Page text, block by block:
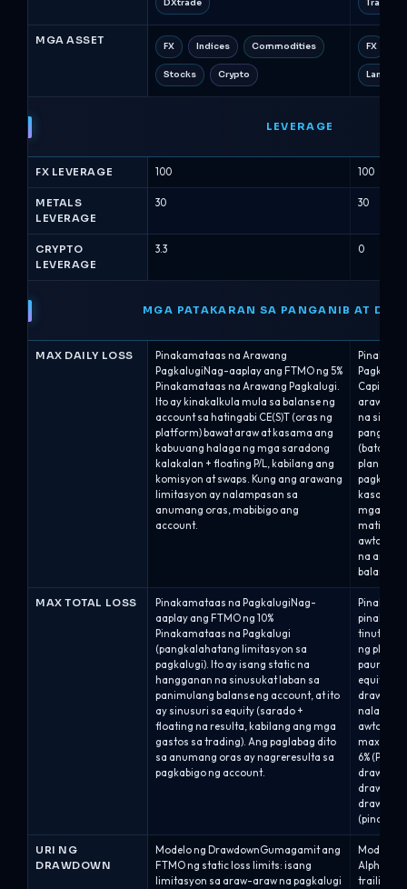
DXtrade
MGA ASSET FX Indices Commodities
Stocks Crypto
FX
Langis
LEVERAGE
FX LEVERAGE 100 100
METALS
LEVERAGE
30 30
CRYPTO
LEVERAGE
3.3 0
MGA PATAKARAN SA PANGANIB AT
MAX DAILY LOSS
Pinakamataas na Arawang
PagkalugiNag-aaplay ang FTMO ng 5%
Pinakamataas na Arawang Pagkalugi.
Ito ay kinakalkula mula sa balanse ng
account sa hatingabi CE(S)T (oras ng
platform) bawat araw at kasama ang
kabuuang halaga ng mga saradong
kalakalan + floating P/L, kabilang ang
komisyon at swaps. Kung ang arawang
limitasyon ay nalampasan sa
anumang oras, mabibigo ang
account.
Capital
arawang
na
pang-
(batay sa
plano).
mga
na
MAX TOTAL LOSS
Pinakamataas na PagkalugiNag-
aaplay ang FTMO ng 10%
Pinakamataas na Pagkalugi
(pangkalahatang limitasyon sa
pagkalugi). Ito ay isang static na
hangganan na sinusukat laban sa
panimulang balanse ng account, at ito
ay sinusuri sa equity (sarado +
floating na resulta, kabilang ang mga
gastos sa trading). Ang paglabag dito
sa anumang oras ay nagreresulta sa
pagkabigo ng account.
tinutukoy
ng plano
paunang
equity ay
nalabag
max
6%
URI NG
DRAWDOWN
Modelo ng DrawdownGumagamit ang
FTMO ng static loss limits: isang
limitasyon sa araw-araw na pagkalugi
Modelo
Alpha
trailing